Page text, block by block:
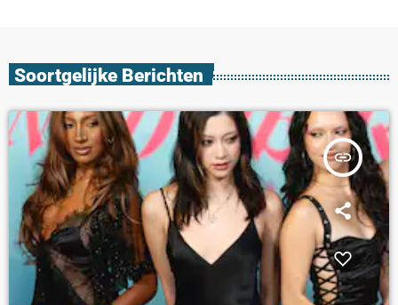
Soortgelijke Berichten
insert_link